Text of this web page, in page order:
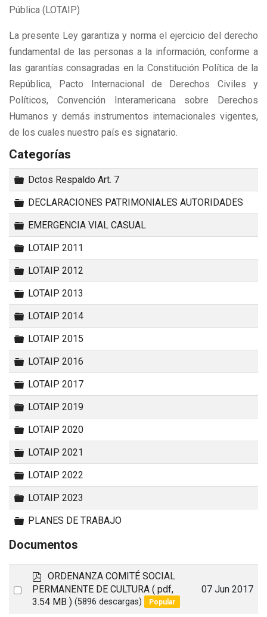
Pública (LOTAIP)
La presente Ley garantiza y norma el ejercicio del derecho
fundamental de las personas a la información, conforme a
las garantías consagradas en la Constitución Política de la
República, Pacto Internacional de Derechos Civiles y
Políticos, Convención Interamericana sobre Derechos
Humanos y demás instrumentos internacionales vigentes,
de los cuales nuestro país es signatario.
Categorías
Carpeta
Dctos Respaldo Art. 7
Carpeta
DECLARACIONES PATRIMONIALES AUTORIDADES
Carpeta
EMERGENCIA VIAL CASUAL
Carpeta
LOTAIP 2011
Carpeta
LOTAIP 2012
Carpeta
LOTAIP 2013
Carpeta
LOTAIP 2014
Carpeta
LOTAIP 2015
Carpeta
LOTAIP 2016
Carpeta
LOTAIP 2017
Carpeta
LOTAIP 2019
Carpeta
LOTAIP 2020
Carpeta
LOTAIP 2021
Carpeta
LOTAIP 2022
Carpeta
LOTAIP 2023
Carpeta
PLANES DE TRABAJO
Documentos
Select
p
d
f
ORDENANZA COMITÉ SOCIAL
PERMANENTE DE CULTURA ( pdf,
3.54 MB ) (5896 descargas) Popular
07 Jun 2017